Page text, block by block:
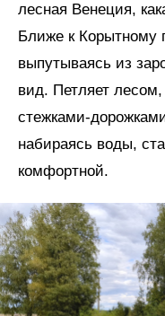
лесная Венеция,
Ближе к Корытному
выпутываясь из
вид. Петляет
стежками-
набираясь воды,
комфортной.